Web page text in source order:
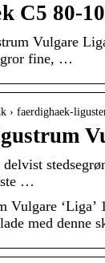
C5 80-
Vulgare
gror fine, …
› faerdighaek-
…
Vulgare
med